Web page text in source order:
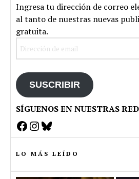
Ingresa tu dirección de correo
al tanto de nuestras nuevas
gratuita.
SUSCRIBIR
SÍGUENOS EN NUESTRAS
Facebook
Instagram
Bluesky
LO MÁS LEÍDO